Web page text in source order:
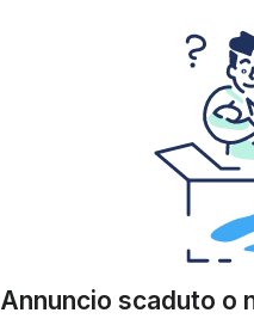
Annuncio scaduto o